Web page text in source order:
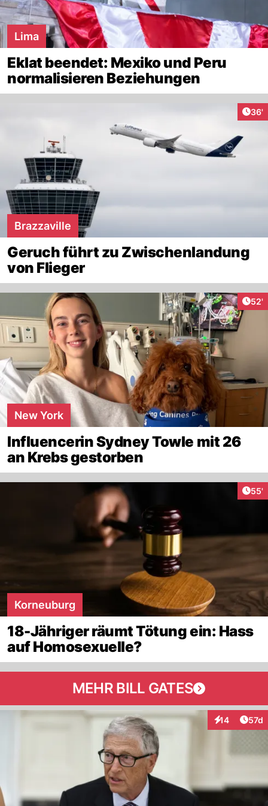
Lima
Eklat beendet: Mexiko und Peru
normalisieren Beziehungen
36'
Brazzaville
Geruch führt zu Zwischenlandung
von Flieger
52'
New York
Influencerin Sydney Towle mit 26
an Krebs gestorben
55'
Korneuburg
18-Jähriger räumt Tötung ein: Hass
auf Homosexuelle?
MEHR BILL GATES
14
Interaktionen
57d